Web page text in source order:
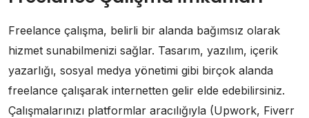
Freelance çalışma, belirli bir alanda bağımsız olarak
hizmet sunabilmenizi sağlar. Tasarım, yazılım, içerik
yazarlığı, sosyal medya yönetimi gibi birçok alanda
freelance çalışarak internetten gelir elde edebilirsiniz.
Çalışmalarınızı platformlar aracılığıyla (Upwork, Fiverr